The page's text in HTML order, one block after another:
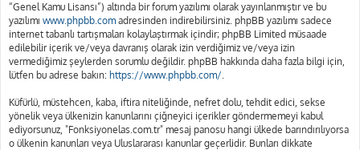
“Genel Kamu Lisansı”) altında bir forum yazılımı olarak yayınlanmıştır ve bu
yazılımı www.phpbb.com adresinden indirebilirsiniz. phpBB yazılımı sadece
internet tabanlı tartışmaları kolaylaştırmak içindir; phpBB Limited müsaade
edilebilir içerik ve/veya davranış olarak izin verdiğimiz ve/veya izin
vermediğimiz şeylerden sorumlu değildir. phpBB hakkında daha fazla bilgi için,
lütfen bu adrese bakın: https://www.phpbb.com/.
Küfürlü, müstehcen, kaba, iftira niteliğinde, nefret dolu, tehdit edici, sekse
yönelik veya ülkenizin kanunlarını çiğneyici içerikler göndermemeyi kabul
ediyorsunuz, "Fonksiyonelas.com.tr" mesaj panosu hangi ülkede barındırılıyorsa
o ülkenin kanunları veya Uluslararası kanunlar geçerlidir. Bunları dikkate